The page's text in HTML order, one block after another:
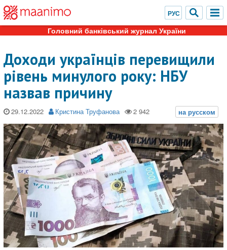
Головний банківський журнал України
Доходи українців перевищили
рівень минулого року: НБУ
назвав причину
29.12.2022 Кристина Труфанова